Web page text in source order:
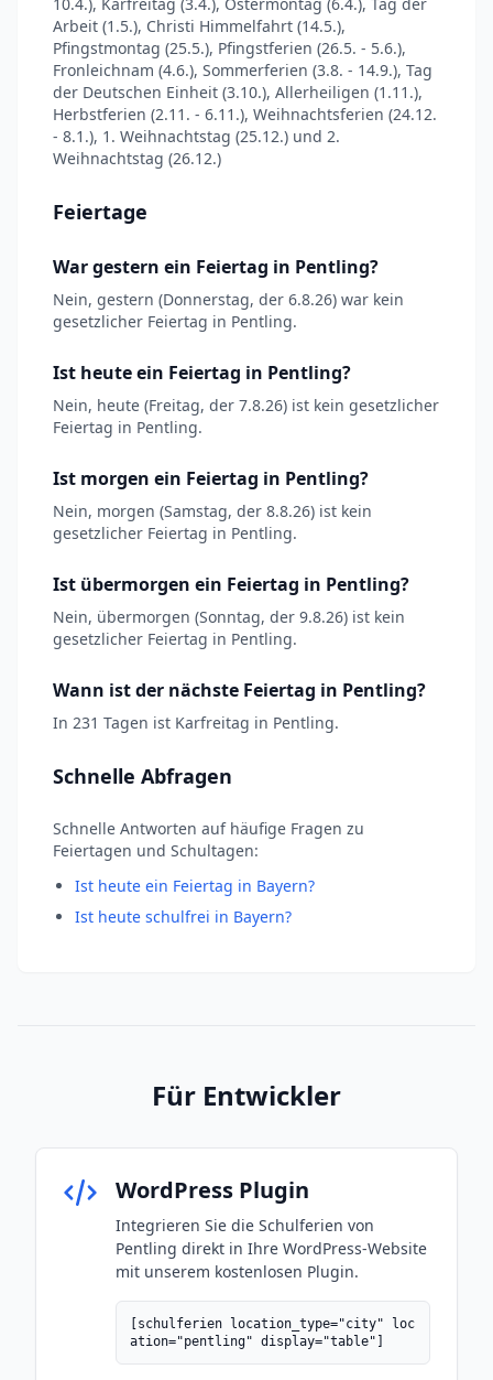
Arbeit (1.5.), Christi Himmelfahrt (14.5.),
Pfingstmontag (25.5.), Pfingstferien (26.5. - 5.6.),
Fronleichnam (4.6.), Sommerferien (3.8. - 14.9.), Tag
der Deutschen Einheit (3.10.), Allerheiligen (1.11.),
Herbstferien (2.11. - 6.11.), Weihnachtsferien (24.12.
- 8.1.), 1. Weihnachtstag (25.12.) und 2.
Weihnachtstag (26.12.)
Feiertage
War gestern ein Feiertag in Pentling?
Nein, gestern (Donnerstag, der 6.8.26) war kein
gesetzlicher Feiertag in Pentling.
Ist heute ein Feiertag in Pentling?
Nein, heute (Freitag, der 7.8.26) ist kein gesetzlicher
Feiertag in Pentling.
Ist morgen ein Feiertag in Pentling?
Nein, morgen (Samstag, der 8.8.26) ist kein
gesetzlicher Feiertag in Pentling.
Ist übermorgen ein Feiertag in Pentling?
Nein, übermorgen (Sonntag, der 9.8.26) ist kein
gesetzlicher Feiertag in Pentling.
Wann ist der nächste Feiertag in Pentling?
In 231 Tagen ist Karfreitag in Pentling.
Schnelle Abfragen
Schnelle Antworten auf häufige Fragen zu
Feiertagen und Schultagen:
Ist heute ein Feiertag in Bayern?
Ist heute schulfrei in Bayern?
Für Entwickler
WordPress Plugin
Integrieren Sie die Schulferien von
Pentling direkt in Ihre WordPress-Website
mit unserem kostenlosen Plugin.
[schulferien location_type="city" loc
ation="pentling" display="table"]